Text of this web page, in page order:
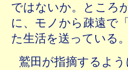
ではないか。ところ
に、モノから疎遠で
た生活を送っている
鷲田が指摘するよ